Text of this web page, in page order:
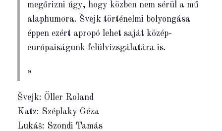
megőrizni úgy, hogy közben nem sérül a mű
alaphumora. Švejk történelmi bolyongása
éppen ezért apropó lehet saját közép-
európaiságunk felülvizsgálatára is.
Švejk: Öller Roland
Katz: Széplaky Géza
Lukáš: Szondi Tamás